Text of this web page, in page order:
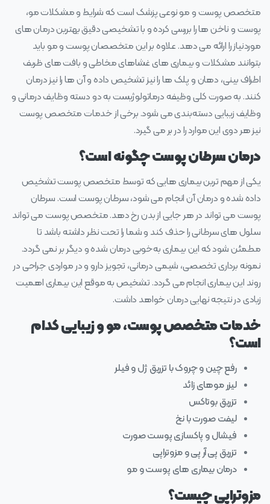
متخصص پوست و مو نوعی پزشک است که شرایط و مشکلات مو،
پوست و ناخن‌ ها را بررسی کرده و با تشخیصی دقیق بهترین درمان‌ های
موردنیاز را ارائه می‌ دهد. علاوه بر این متخصصان پوست و مو باید
بتوانند مشکلات و بیماری‌ های غشاهای مخاطی و بافت‌ های ظریف
اطراف بینی، دهان و پلک‌ ها را نیز تشخیص داده و آن ها را نیز درمان
کنند. به‌ صورت کلی وظیفه درماتولوژیست به دو دسته وظایف درمانی و
وظایف زیبایی دسته‌بندی می‌ شود. برخی از خدمات متخصص پوست
نیز هر دوی این موارد را در بر می‌ گیرد.
درمان سرطان پوست چگونه است؟
یکی از مهم‌ ترین بیماری‌ هایی که توسط متخصص پوست تشخیص‌
داده‌ شده و درمان آن انجام می‌ شود، سرطان پوست است. سرطان
پوست می تواند در هر جایی از بدن رخ دهد. متخصص پوست می‌ تواند
سلول‌ های سرطانی را حذف کند و شما را تحت‌ نظر داشته باشد تا
مطمئن شود که این بیماری به‌خوبی درمان شده و دیگر بر نمی‌ گردد.
نمونه‌ برداری تخصصی، شیمی‌ درمانی، تجویز دارو و در مواردی جراحی در
روند این بیماری انجام می‌ گردد. تشخیص به‌ موقع این بیماری اهمیت
زیادی در نتیجه نهایی درمان خواهد داشت.
خدمات متخصص پوست، مو و زیبایی کدام
است؟
رفع چین و چروک با تزریق ژل و فیلر
لیزر موهای زائد
تزریق بوتاکس
لیفت صورت با نخ
فیشال و پاکسازی پوست صورت
تزریق پی آر پی و مزوتراپی
درمان بیماری های پوست و مو
مزوتراپی چیست؟